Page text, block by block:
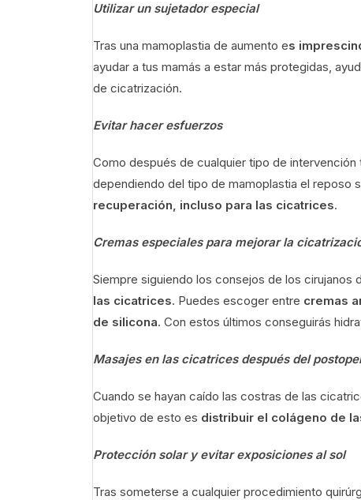
Utilizar un sujetador especial
Tras una mamoplastia de aumento es
ayudar a tus mamás a estar más protegidas,
de cicatrización.
Evitar hacer esfuerzos
Como después de cualquier tipo de intervención
dependiendo del tipo de mamoplastia el reposo
recuperación, incluso para las cicatrices.
Cremas especiales para mejorar la
Siempre siguiendo los consejos de los cirujanos
las cicatrices. Puedes escoger entre cremas
de silicona. Con estos últimos conseguirás
Masajes en las cicatrices después del
Cuando se hayan caído las costras de las
objetivo de esto es distribuir el colágeno de
Protección solar y evitar exposiciones al sol
Tras someterse a cualquier procedimiento